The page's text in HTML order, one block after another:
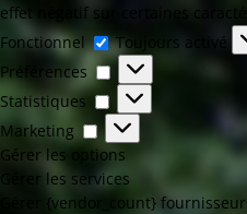
effet négatif sur certaines
Fonctionnel
Toujours activé
Préférences
Statistiques
Marketing
Gérer les options
Gérer les services
Gérer {vendor_count}